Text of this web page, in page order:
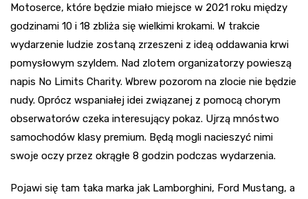
Motoserce, które będzie miało miejsce w 2021 roku między
godzinami 10 i 18 zbliża się wielkimi krokami. W trakcie
wydarzenie ludzie zostaną zrzeszeni z ideą oddawania krwi
pomysłowym szyldem. Nad zlotem organizatorzy powieszą
napis No Limits Charity. Wbrew pozorom na zlocie nie będzie
nudy. Oprócz wspaniałej idei związanej z pomocą chorym
obserwatorów czeka interesujący pokaz. Ujrzą mnóstwo
samochodów klasy premium. Będą mogli nacieszyć nimi
swoje oczy przez okrągłe 8 godzin podczas wydarzenia.
Pojawi się tam taka marka jak Lamborghini, Ford Mustang, a